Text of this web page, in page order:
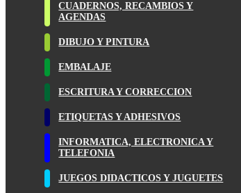
CUADERNOS, RECAMBIOS Y
AGENDAS
DIBUJO Y PINTURA
EMBALAJE
ESCRITURA Y CORRECCION
ETIQUETAS Y ADHESIVOS
INFORMATICA, ELECTRONICA Y
TELEFONIA
JUEGOS DIDACTICOS Y JUGUETES